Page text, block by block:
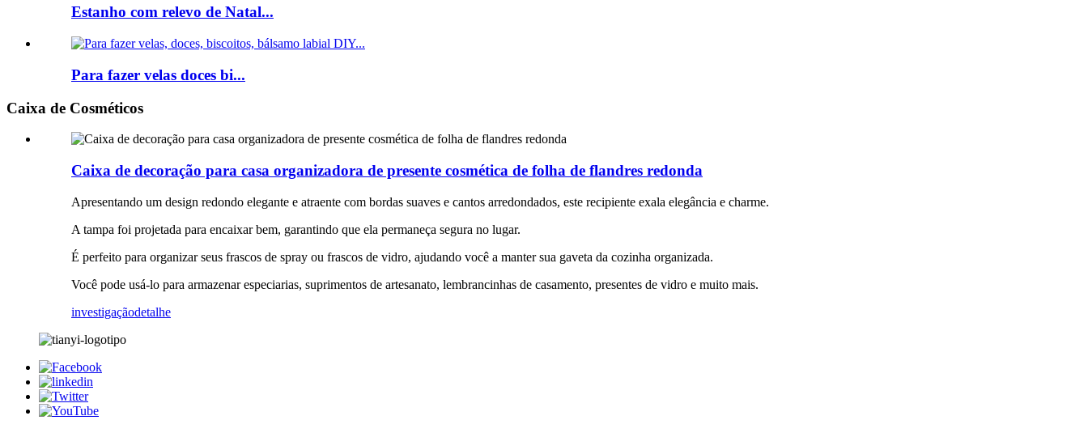
Estanho com relevo de Natal...
Para fazer velas doces bi...
Caixa de Cosméticos
Caixa de decoração para casa organizadora de presente cosmética de folha de flandres redonda
Apresentando um design redondo elegante e atraente com bordas suaves e cantos arredondados, este recipiente exala elegância e charme.
A tampa foi projetada para encaixar bem, garantindo que ela permaneça segura no lugar.
É perfeito para organizar seus frascos de spray ou frascos de vidro, ajudando você a manter sua gaveta da cozinha organizada.
Você pode usá-lo para armazenar especiarias, suprimentos de artesanato, lembrancinhas de casamento, presentes de vidro e muito mais.
investigaçãodetalhe